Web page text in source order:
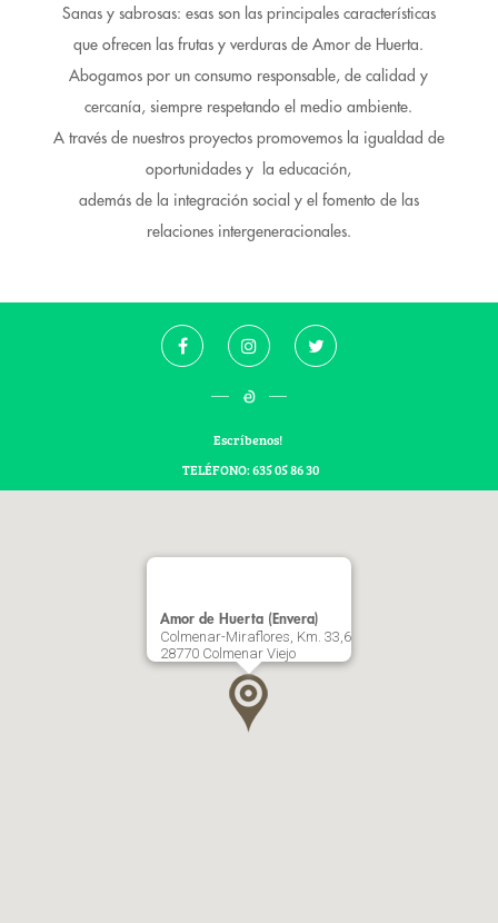
Sanas y sabrosas: esas son las principales características
que ofrecen las frutas y verduras de Amor de Huerta.
Abogamos por un consumo responsable, de calidad y
cercanía, siempre respetando el medio ambiente.
A través de nuestros proyectos promovemos la igualdad de
oportunidades y la educación,
además de la integración social y el fomento de las
relaciones intergeneracionales.
Escríbenos!
TELÉFONO: 635 05 86 30
Amor de Huerta (Envera)
Colmenar-Miraflores, Km. 33,6
28770 Colmenar Viejo